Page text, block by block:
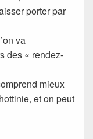
porter par
va
des « rendez-
mieux
et on peut